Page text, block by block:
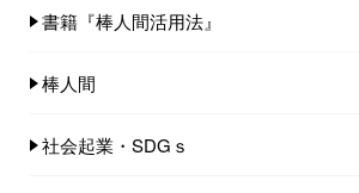
書籍『棒人間活用法』
棒人間
社会起業・SDGｓ